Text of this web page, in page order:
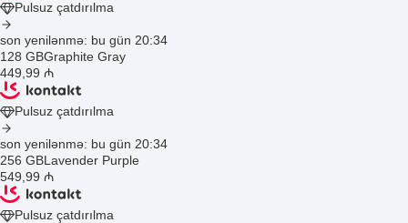
Pulsuz çatdırılma
son yenilənmə: bu gün 20:34
128 GBGraphite Gray
449 ,99 ₼
Pulsuz çatdırılma
son yenilənmə: bu gün 20:34
256 GBLavender Purple
549 ,99 ₼
Pulsuz çatdırılma